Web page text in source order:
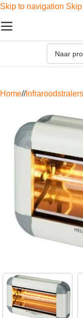
Skip to navigation
Home/ Infraroodstralers